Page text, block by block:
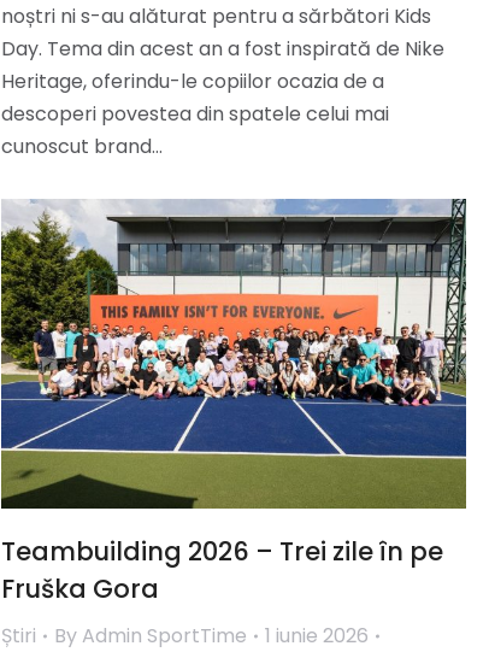
noștri ni s-au alăturat pentru a sărbători Kids
Day. Tema din acest an a fost inspirată de Nike
Heritage, oferindu-le copiilor ocazia de a
descoperi povestea din spatele celui mai
cunoscut brand…
Teambuilding 2026 – Trei zile în pe
Fruška Gora
Știri By Admin SportTime
1 iunie 2026